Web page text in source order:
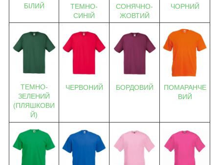
БІЛИЙ
ТЕМНО-
СИНІЙ
СОНЯЧНО-
ЖОВТИЙ
ЧОРНИЙ
ТЕМНО-
ЗЕЛЕНИЙ
(ПЛЯШКОВИ
Й)
ЧЕРВОНИЙ БОРДОВИЙ
ПОМАРАНЧЕ
ВИЙ